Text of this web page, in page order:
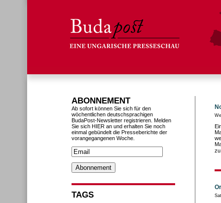
ABONNEMENT
Ab sofort können Sie sich für den
wöchentlichen deutschsprachigen
BudaPost-Newsletter registrieren. Melden
Sie sich HIER an und erhalten Sie noch
einmal gebündelt die Presseberichte der
vorangegangenen Woche.
TAGS